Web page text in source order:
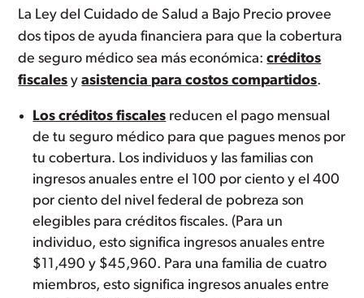
La Ley del Cuidado de Salud a Bajo Precio provee
dos tipos de ayuda financiera para que la cobertura
de seguro médico sea más económica:créditos
fiscales yasistencia para costos compartidos.
Los créditos fiscales reducen el pago mensual
de tu seguro médico para que pagues menos por
tu cobertura. Los individuos y las familias con
ingresos anuales entre el 100 por ciento y el 400
por ciento del nivel federal de pobreza son
elegibles para créditos fiscales. (Para un
individuo, esto significa ingresos anuales entre
$11,490 y $45,960. Para una familia de cuatro
miembros, esto significa ingresos anuales entre